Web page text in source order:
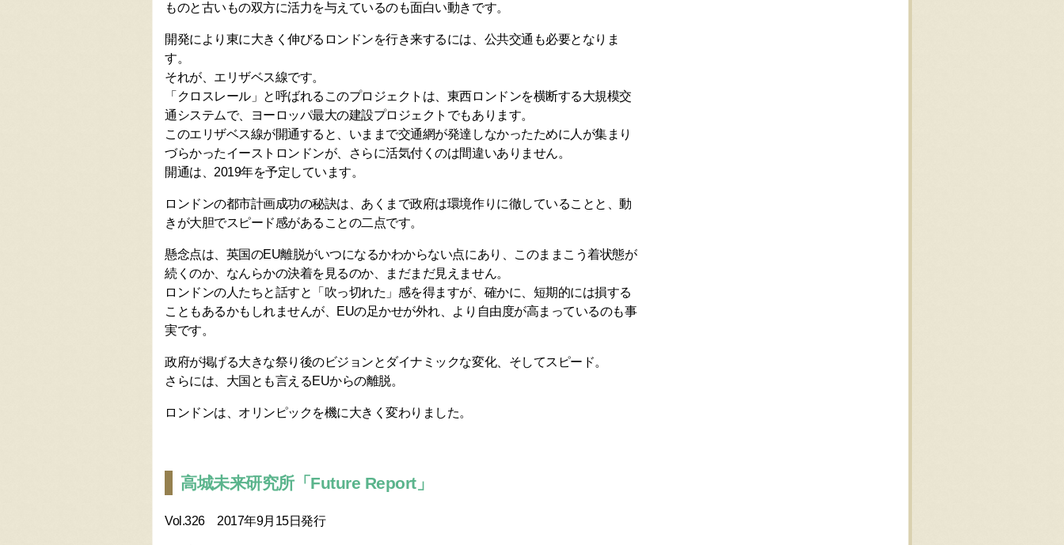
ものと古いもの双方に活力を与えているのも面白い動きです。
開発により東に大きく伸びるロンドンを行き来するには、公共交通も必要となりま
す。
それが、エリザベス線です。
「クロスレール」と呼ばれるこのプロジェクトは、東西ロンドンを横断する大規模交
通システムで、ヨーロッパ最大の建設プロジェクトでもあります。
このエリザベス線が開通すると、いままで交通網が発達しなかったために人が集まり
づらかったイーストロンドンが、さらに活気付くのは間違いありません。
開通は、2019年を予定しています。
ロンドンの都市計画成功の秘訣は、あくまで政府は環境作りに徹していることと、動
きが大胆でスピード感があることの二点です。
懸念点は、英国のEU離脱がいつになるかわからない点にあり、このままこう着状態が
続くのか、なんらかの決着を見るのか、まだまだ見えません。
ロンドンの人たちと話すと「吹っ切れた」感を得ますが、確かに、短期的には損する
こともあるかもしれませんが、EUの足かせが外れ、より自由度が高まっているのも事
実です。
政府が掲げる大きな祭り後のビジョンとダイナミックな変化、そしてスピード。
さらには、大国とも言えるEUからの離脱。
ロンドンは、オリンピックを機に大きく変わりました。
高城未来研究所「Future Report」
Vol.326 2017年9月15日発行